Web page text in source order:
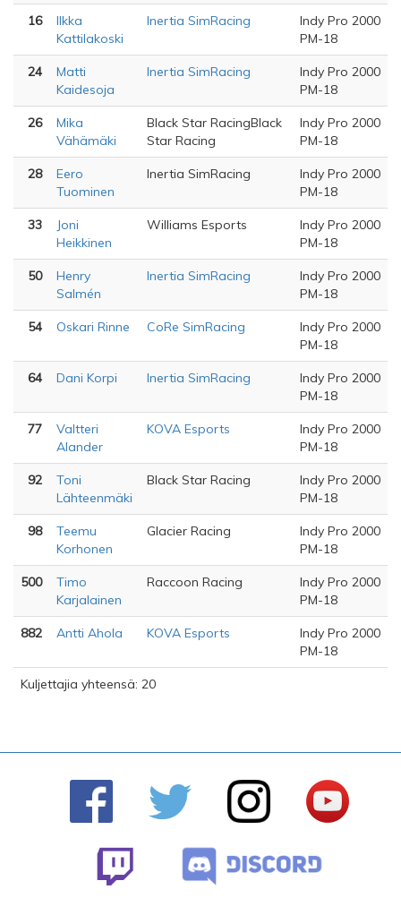
16
Ilkka
Kattilakoski
Inertia SimRacing
Indy Pro 2000
PM-18
24
Matti
Kaidesoja
Inertia SimRacing
Indy Pro 2000
PM-18
26
Mika
Vähämäki
Black Star RacingBlack
Star Racing
Indy Pro 2000
PM-18
28
Eero
Tuominen
Inertia SimRacing
Indy Pro 2000
PM-18
33
Joni
Heikkinen
Williams Esports
Indy Pro 2000
PM-18
50
Henry
Salmén
Inertia SimRacing
Indy Pro 2000
PM-18
54 Oskari Rinne CoRe SimRacing
Indy Pro 2000
PM-18
64 Dani Korpi Inertia SimRacing
Indy Pro 2000
PM-18
77
Valtteri
Alander
KOVA Esports
Indy Pro 2000
PM-18
92
Toni
Lähteenmäki
Black Star Racing
Indy Pro 2000
PM-18
98
Teemu
Korhonen
Glacier Racing
Indy Pro 2000
PM-18
500
Timo
Karjalainen
Raccoon Racing
Indy Pro 2000
PM-18
882 Antti Ahola KOVA Esports
Indy Pro 2000
PM-18
Kuljettajia yhteensä: 20